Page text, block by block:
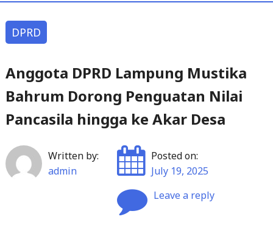
DPRD
Anggota DPRD Lampung Mustika
Bahrum Dorong Penguatan Nilai
Pancasila hingga ke Akar Desa
Written by:
admin
Posted on:
July 19, 2025
Leave a reply